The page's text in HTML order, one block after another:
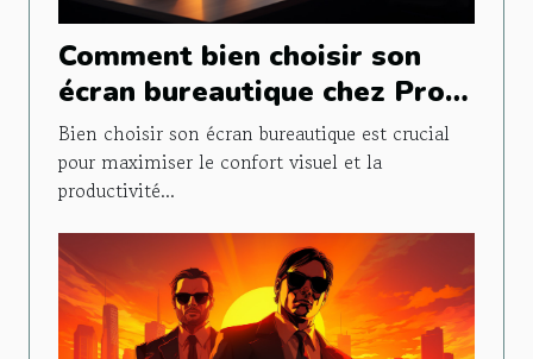
Comment bien choisir son
écran bureautique chez Pro-
Ecran ?
Bien choisir son écran bureautique est crucial
pour maximiser le confort visuel et la
productivité...